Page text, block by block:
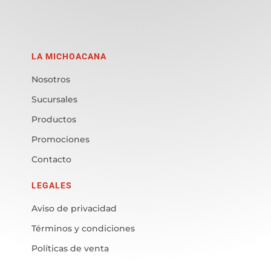
LA MICHOACANA
Nosotros
Sucursales
Productos
Promociones
Contacto
LEGALES
Aviso de privacidad
Términos y condiciones
Políticas de venta